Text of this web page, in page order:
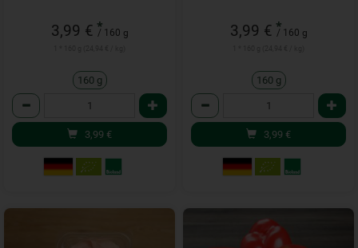
3,99 € *
/ 160 g
160 g
Anzahl
3,99 €
3,99 € *
/ 160 g
160 g
Anzahl
3,99 €